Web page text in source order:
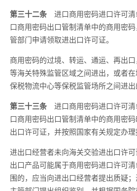
第三十二条 进口商用密码进口许可
口商用密码出口管制清单中的商用密
管部门申请领取进出口许可证。
商用密码的过境、转运、通运、再出
等海关特殊监管区域之间进出，或者在
保税物流中心等保税监管场所之间进出
第三十三条 进口商用密码进口许可
口商用密码出口管制清单中的商用密
出口许可证，并按照国家有关规定办理
进出口经营者未向海关交验进出口许
出口产品可能属于商用密码进口许可
围的，应当向进出口经营者提出质疑